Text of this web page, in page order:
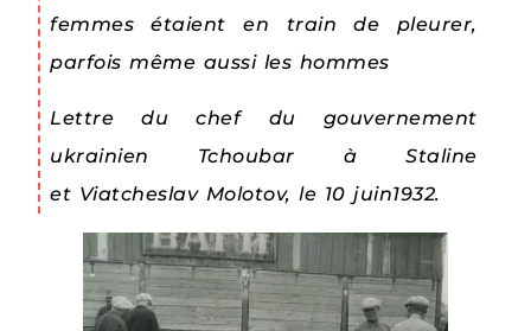
femmes étaient en train de pleurer,
parfois même aussi les hommes
Lettre du chef du gouvernement
ukrainien Tchoubar à Staline
et Viatcheslav Molotov, le 10 juin1932.